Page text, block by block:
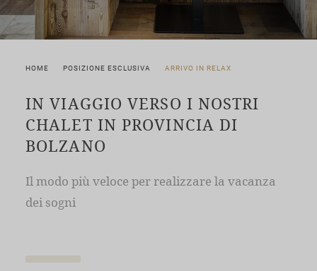
HOME POSIZIONE ESCLUSIVA ARRIVO IN RELAX
IN VIAGGIO VERSO I NOSTRI
CHALET IN PROVINCIA DI
BOLZANO
Il modo più veloce per realizzare la vacanza
dei sogni